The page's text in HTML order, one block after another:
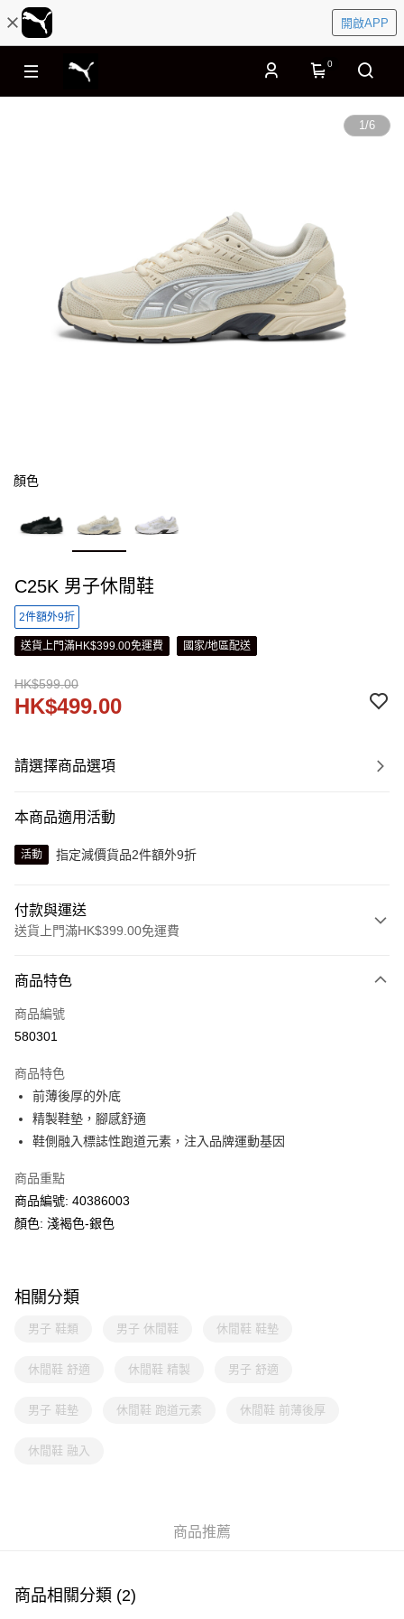
開啟APP
0
1/6
顏色
C25K 男子休閒鞋
2件額外9折
送貨上門滿HK$399.00免運費 國家/地區配送
HK$599.00
HK$499.00
請選擇商品選項
本商品適用活動
活動 指定減價貨品2件額外9折
付款與運送
送貨上門滿HK$399.00免運費
信用卡
線上付款
Alipay, PayMe, WeChat Pay, UnionPay, FPS
送貨方式
單筆訂單淨值滿$399可享免運費優惠
每筆HK$30.00，滿HK$399.00或以上免運費
滿$599可享澳門免運費優惠
商品特色
商品編號
580301
商品特色
前薄後厚的外底
精製鞋墊，腳感舒適
鞋側融入標誌性跑道元素，注入品牌運動基因
商品重點
商品編號: 40386003
顏色: 淺褐色-銀色
相關分類
男子 鞋類 男子 休閒鞋 休閒鞋 鞋墊
休閒鞋 舒適 休閒鞋 精製 男子 舒適
男子 鞋墊 休閒鞋 跑道元素 休閒鞋 前薄後厚
休閒鞋 融入
商品推薦
商品相關分類 (2)